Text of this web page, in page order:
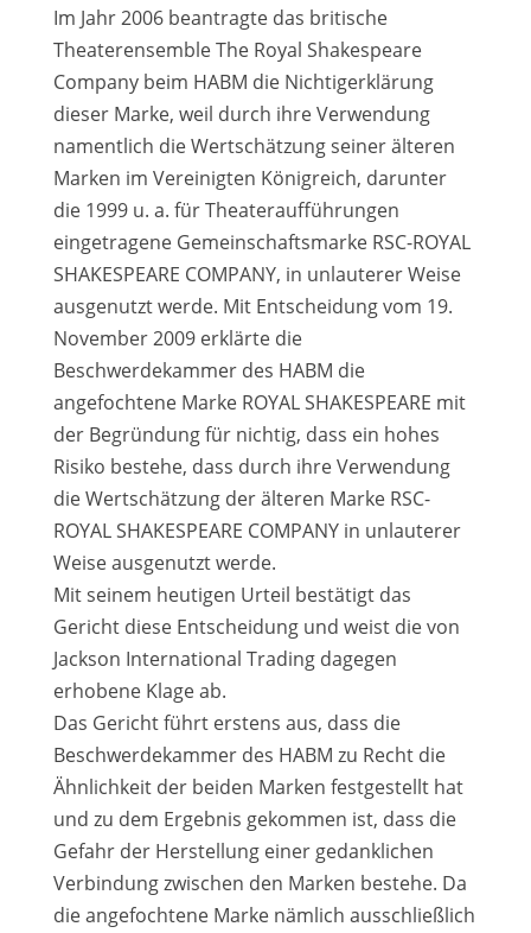
Im Jahr 2006 beantragte das britische
Theaterensemble The Royal Shakespeare
Company beim HABM die Nichtigerklärung
dieser Marke, weil durch ihre Verwendung
namentlich die Wertschätzung seiner älteren
Marken im Vereinigten Königreich, darunter
die 1999 u. a. für Theateraufführungen
eingetragene Gemeinschaftsmarke RSC-ROYAL
SHAKESPEARE COMPANY, in unlauterer Weise
ausgenutzt werde. Mit Entscheidung vom 19.
November 2009 erklärte die
Beschwerdekammer des HABM die
angefochtene Marke ROYAL SHAKESPEARE mit
der Begründung für nichtig, dass ein hohes
Risiko bestehe, dass durch ihre Verwendung
die Wertschätzung der älteren Marke RSC-
ROYAL SHAKESPEARE COMPANY in unlauterer
Weise ausgenutzt werde.
Mit seinem heutigen Urteil bestätigt das
Gericht diese Entscheidung und weist die von
Jackson International Trading dagegen
erhobene Klage ab.
Das Gericht führt erstens aus, dass die
Beschwerdekammer des HABM zu Recht die
Ähnlichkeit der beiden Marken festgestellt hat
und zu dem Ergebnis gekommen ist, dass die
Gefahr der Herstellung einer gedanklichen
Verbindung zwischen den Marken bestehe. Da
die angefochtene Marke nämlich ausschließlich